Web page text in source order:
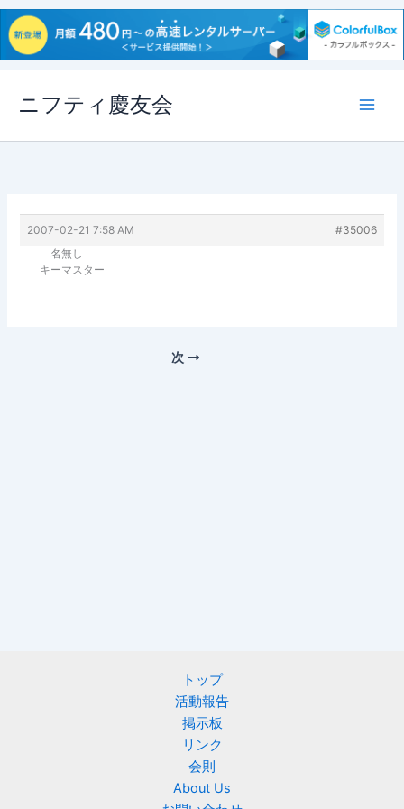
ス
ニフティ慶友会
2007-02-21 7:58 AM
#35006
名無し
キーマスター
次
トップ
活動報告
掲示板
リンク
会則
About Us